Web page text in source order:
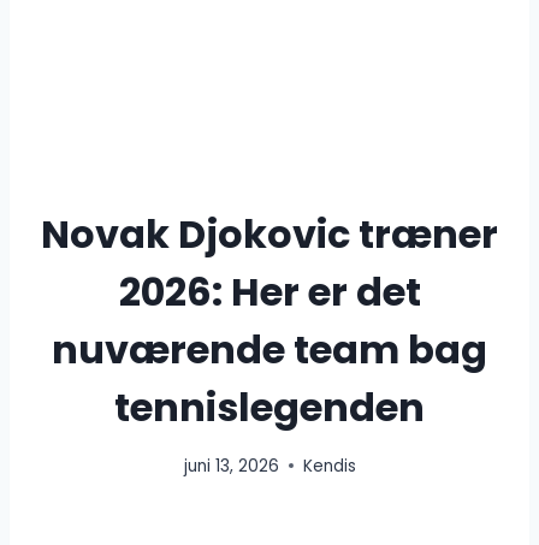
Novak Djokovic træner
2026: Her er det
nuværende team bag
tennislegenden
juni 13, 2026 Kendis